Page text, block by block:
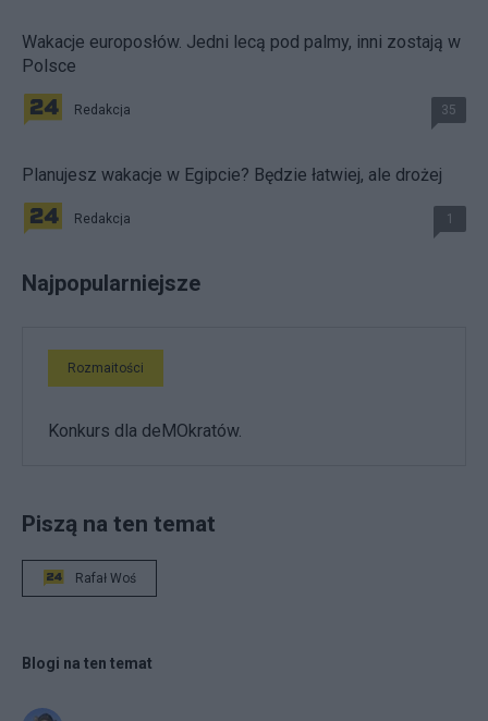
Wakacje europosłów. Jedni lecą pod palmy, inni zostają w
Polsce
Redakcja 35
Planujesz wakacje w Egipcie? Będzie łatwiej, ale drożej
Redakcja 1
Najpopularniejsze
Rozmaitości
Konkurs dla deMOkratów.
Piszą na ten temat
Rafał Woś
Blogi na ten temat